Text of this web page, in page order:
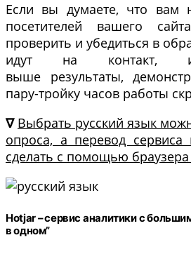
Если вы думаете, что вам
посетителей вашего
проверить и убедиться в
идут на контакт, и
выше результаты,
пару-тройку часов работы
∇ Выбрать русский язык
опроса, а перевод
сделать с помощью
Hotjar – сервис аналитики с
в одном”